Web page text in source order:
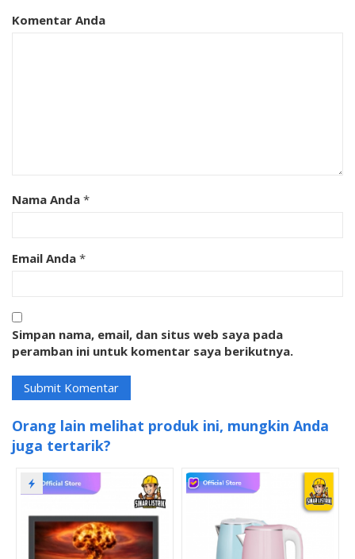
Komentar Anda
Nama Anda *
Email Anda *
Simpan nama, email, dan situs web saya pada
peramban ini untuk komentar saya berikutnya.
Orang lain melihat produk ini, mungkin Anda
juga tertarik?